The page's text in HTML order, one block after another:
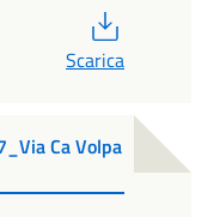
Scarica
Ca Volpa